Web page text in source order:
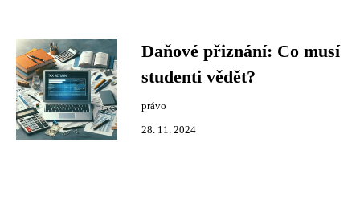
Daňové přiznání: Co musí
studenti vědět?
právo
28. 11. 2024